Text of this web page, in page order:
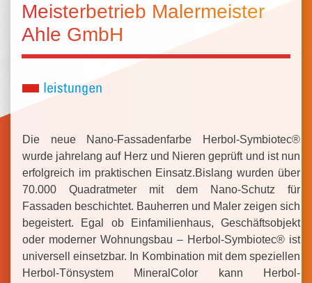
Meisterbetrieb Malermeister
Ahle GmbH
Die neue Nano-Fassadenfarbe Herbol-Symbiotec®
wurde jahrelang auf Herz und Nieren geprüft und ist nun
erfolgreich im praktischen Einsatz.Bislang wurden über
70.000 Quadratmeter mit dem Nano-Schutz für
Fassaden beschichtet. Bauherren und Maler zeigen sich
begeistert. Egal ob Einfamilienhaus, Geschäftsobjekt
oder moderner Wohnungsbau – Herbol-Symbiotec® ist
universell einsetzbar. In Kombination mit dem speziellen
Herbol-Tönsystem MineralColor kann Herbol-